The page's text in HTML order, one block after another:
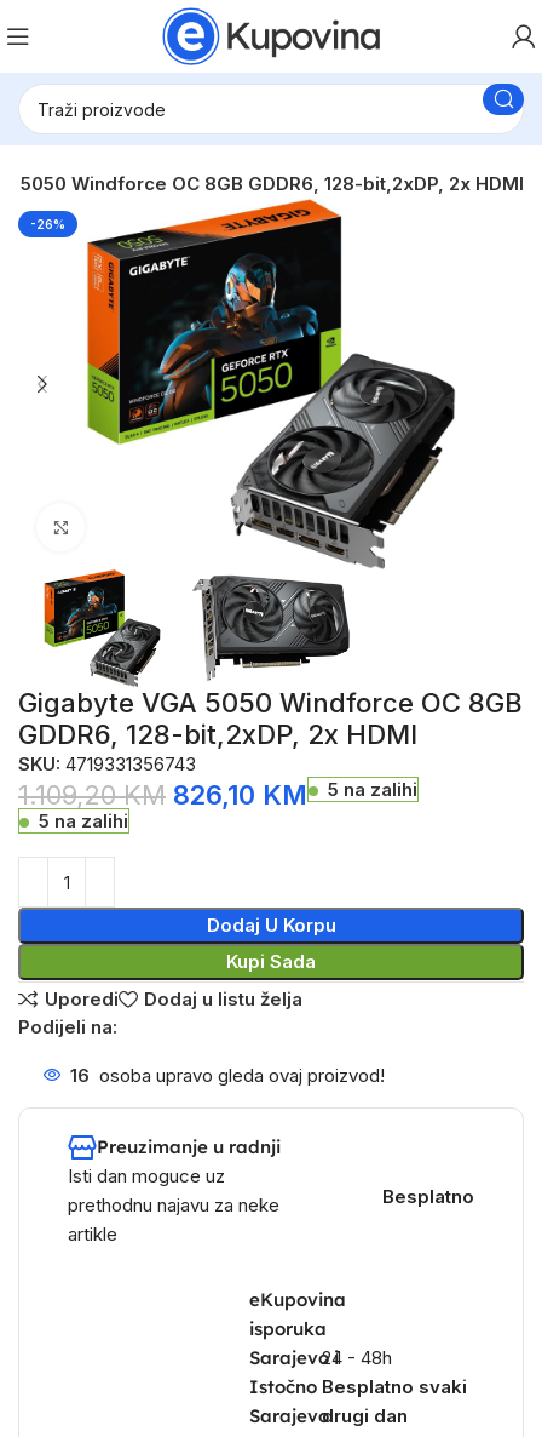
5050 Windforce OC 8GB GDDR6, 128-bit,2xDP, 2x HDMI
-26%
Gigabyte VGA 5050 Windforce OC 8GB
GDDR6, 128-bit,2xDP, 2x HDMI
SKU:4719331356743
1.109,20KM 826,10 KM
5 na zalihi
5 na zalihi
Dodaj U Korpu
Kupi Sada
Uporedi
Dodaj u listu želja
Podijeli na:
16 osoba upravo gleda ovaj proizvod!
Preuzimanje u radnji
Isti dan moguce uz
prethodnu najavu za neke
artikle
Besplatno
eKupovina
isporuka
Sarajevo i
Istočno
Sarajevo
24 - 48h
Besplatno svaki
drugi dan